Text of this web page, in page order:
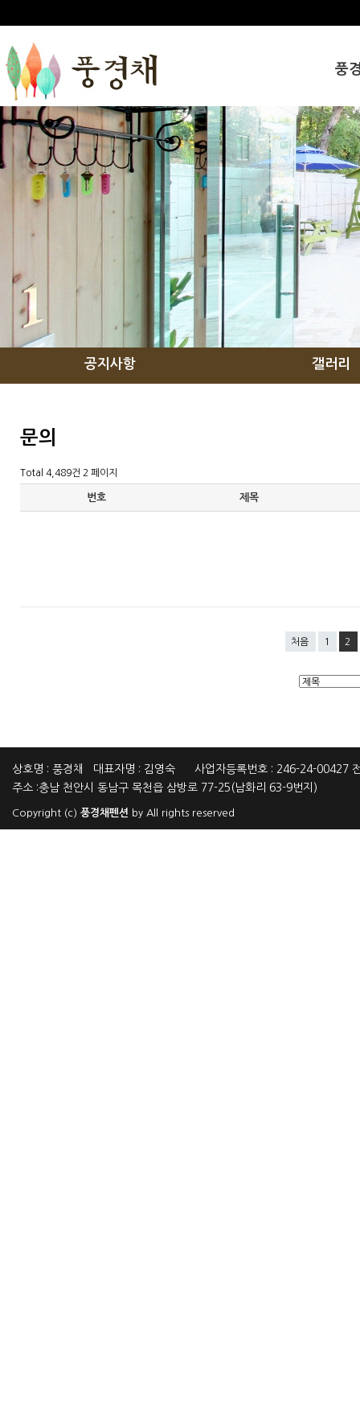
풍
인사
풍경
오시
공지사항 갤러리
문의
Total 4,489건 2 페이지
번호 제목
처음 1 2
상호명 : 풍경채 대표자명 : 김영숙 사업자등록번호 : 246-24-00427
주소 :충남 천안시 동남구 목천읍 삼방로 77-25(남화리 63-9번지)
Copyright (c) 풍경채펜션 by All rights reserved